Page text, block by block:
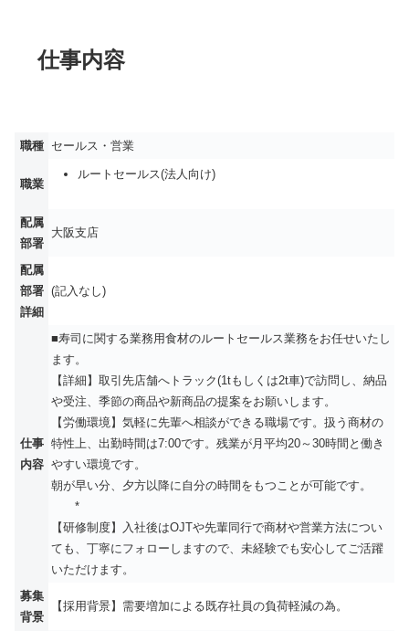
仕事内容
職種 セールス・営業
職業
ルートセールス(法人向け)
配属
部署
大阪支店
配属
部署
詳細
(記入なし)
仕事
内容
■寿司に関する業務用食材のルートセールス業務をお任せいたし
ます。
【詳細】取引先店舗へトラック(1tもしくは2t車)で訪問し、納品
や受注、季節の商品や新商品の提案をお願いします。
【労働環境】気軽に先輩へ相談ができる職場です。扱う商材の
特性上、出勤時間は7:00です。残業が月平均20～30時間と働き
やすい環境です。
朝が早い分、夕方以降に自分の時間をもつことが可能です。
*
【研修制度】入社後はOJTや先輩同行で商材や営業方法につい
ても、丁寧にフォローしますので、未経験でも安心してご活躍
いただけます。
募集
背景
【採用背景】需要増加による既存社員の負荷軽減の為。